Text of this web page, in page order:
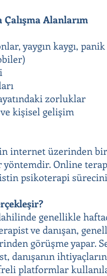
Çalışma Alanlarım
yaygın kaygı, panik
zorluklar
kişisel gelişim
internet üzerinden
yöntemdir. Online
psikoterapi
genellikle
ve danışan,
görüşme yapar.
danışanın
platformlar